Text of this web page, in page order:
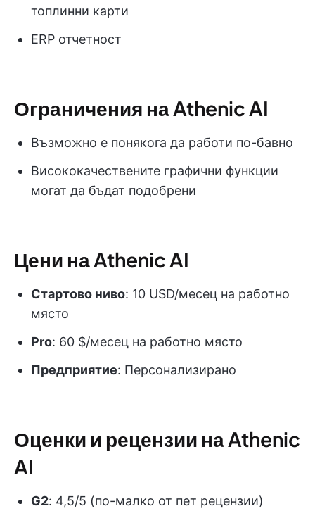
топлинни карти
ERP отчетност
Ограничения на Athenic AI
Възможно е понякога да работи по-бавно
Висококачествените графични функции
могат да бъдат подобрени
Цени на Athenic AI
Стартово ниво: 10 USD/месец на работно
място
Pro: 60 $/месец на работно място
Предприятие: Персонализирано
Оценки и рецензии на Athenic
AI
G2: 4,5/5 (по-малко от пет рецензии)